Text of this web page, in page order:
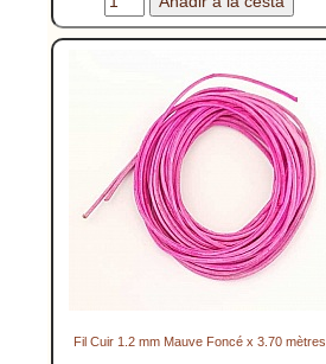
Fil Cuir 1.2 mm Mauve Foncé x 3.70 mètres